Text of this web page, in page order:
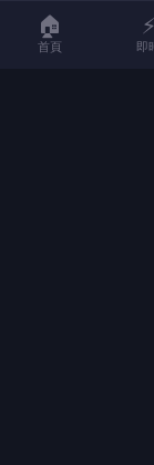
LIFE
LIFE 生活網是台灣
🏠
首頁
⚡
即